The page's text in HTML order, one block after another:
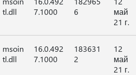
tl.dll
7.1000
6
май
21 г.
msoin
tl.dll
16.0.492
7.1000
183631
2
12
май
21 г.